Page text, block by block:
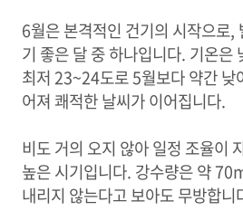
6월은 본격적인 건기의 시작으로,
기 좋은 달 중 하나입니다. 기온은
최저 23~24도로 5월보다 약간 낮
어져 쾌적한 날씨가 이어집니다.
비도 거의 오지 않아 일정 조율이
높은 시기입니다. 강수량은 약
내리지 않는다고 보아도 무방합니